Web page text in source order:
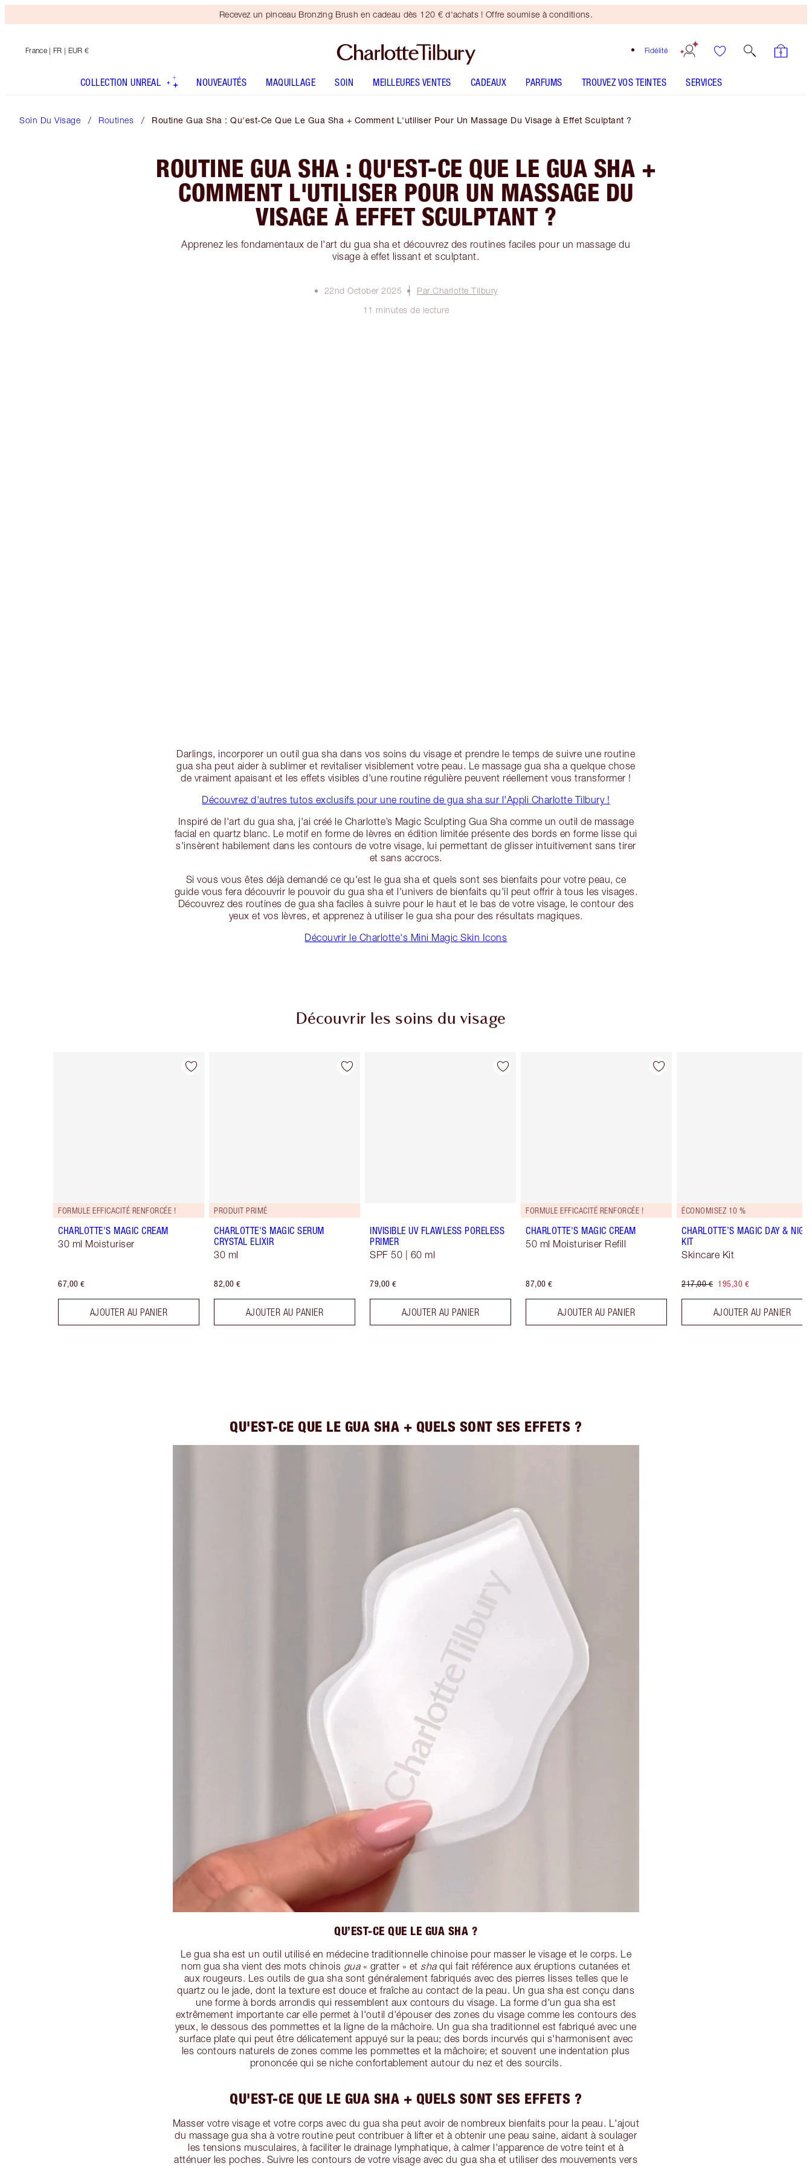
Recevez un pinceau Bronzing Brush en cadeau dès 120 € d'achats ! Offre soumise à conditions.
Fidélité
France | FR | EUR €
COLLECTION UNREAL NOUVEAUTÉS MAQUILLAGE SOIN MEILLEURES VENTES CADEAUX PARFUMS TROUVEZ VOS TEINTES SERVICES
Soin Du Visage Routines Routine Gua Sha : Qu'est-Ce Que Le Gua Sha + Comment L'utiliser Pour Un Massage Du Visage à Effet Sculptant ?
ROUTINE GUA SHA : QU'EST-CE QUE LE GUA SHA +
COMMENT L'UTILISER POUR UN MASSAGE DU
VISAGE À EFFET SCULPTANT ?
Apprenez les fondamentaux de l'art du gua sha et découvrez des routines faciles pour un massage du
visage à effet lissant et sculptant.
22nd October 2025
Par Charlotte Tilbury
11 minutes de lecture
Darlings, incorporer un outil gua sha dans vos soins du visage et prendre le temps de suivre une routine
gua sha peut aider à sublimer et revitaliser visiblement votre peau. Le massage gua sha a quelque chose
de vraiment apaisant et les effets visibles d'une routine régulière peuvent réellement vous transformer !
Découvrez d'autres tutos exclusifs pour une routine de gua sha sur l'Appli Charlotte Tilbury !
Inspiré de l'art du gua sha, j'ai créé le Charlotte’s Magic Sculpting Gua Sha comme un outil de massage
facial en quartz blanc. Le motif en forme de lèvres en édition limitée présente des bords en forme lisse qui
s'insèrent habilement dans les contours de votre visage, lui permettant de glisser intuitivement sans tirer
et sans accrocs.
Si vous vous êtes déjà demandé ce qu'est le gua sha et quels sont ses bienfaits pour votre peau, ce
guide vous fera découvrir le pouvoir du gua sha et l'univers de bienfaits qu'il peut offrir à tous les visages.
Découvrez des routines de gua sha faciles à suivre pour le haut et le bas de votre visage, le contour des
yeux et vos lèvres, et apprenez à utiliser le gua sha pour des résultats magiques.
Découvrir le Charlotte's Mini Magic Skin Icons
Découvrir les soins du visage
Article 1 sur 114
FORMULE EFFICACITÉ RENFORCÉE !
CHARLOTTE'S MAGIC CREAM
30 ml Moisturiser
67,00 €
AJOUTER AU PANIER
Article 2 sur 114
PRODUIT PRIMÉ
CHARLOTTE'S MAGIC SERUM
CRYSTAL ELIXIR
30 ml
82,00 €
AJOUTER AU PANIER
Article 3 sur 114
INVISIBLE UV FLAWLESS PORELESS
PRIMER
SPF 50 | 60 ml
79,00 €
AJOUTER AU PANIER
Article 4 sur 114
FORMULE EFFICACITÉ RENFORCÉE !
CHARLOTTE'S MAGIC CREAM
50 ml Moisturiser Refill
87,00 €
AJOUTER AU PANIER
ÉCONOMISEZ 10 %
CHARLOTTE’S MAGIC DAY &
KIT
Skincare Kit
217,00 € 195,30 €
AJOUTER AU PANIER
QU'EST-CE QUE LE GUA SHA + QUELS SONT SES EFFETS ?
QU’EST-CE QUE LE GUA SHA ?
Le gua sha est un outil utilisé en médecine traditionnelle chinoise pour masser le visage et le corps. Le
nom gua sha vient des mots chinois gua« gratter » et shaqui fait référence aux éruptions cutanées et
aux rougeurs. Les outils de gua sha sont généralement fabriqués avec des pierres lisses telles que le
quartz ou le jade, dont la texture est douce et fraîche au contact de la peau. Un gua sha est conçu dans
une forme à bords arrondis qui ressemblent aux contours du visage. La forme d'un gua sha est
extrêmement importante car elle permet à l'outil d'épouser des zones du visage comme les contours des
yeux, le dessous des pommettes et la ligne de la mâchoire. Un gua sha traditionnel est fabriqué avec une
surface plate qui peut être délicatement appuyé sur la peau; des bords incurvés qui s'harmonisent avec
les contours naturels de zones comme les pommettes et la mâchoire; et souvent une indentation plus
prononcée qui se niche confortablement autour du nez et des sourcils.
QU'EST-CE QUE LE GUA SHA + QUELS SONT SES EFFETS ?
Masser votre visage et votre corps avec du gua sha peut avoir de nombreux bienfaits pour la peau. L'ajout
du massage gua sha à votre routine peut contribuer à lifter et à obtenir une peau saine, aidant à soulager
les tensions musculaires, à faciliter le drainage lymphatique, à calmer l'apparence de votre teint et à
atténuer les poches. Suivre les contours de votre visage avec du gua sha et utiliser des mouvements vers